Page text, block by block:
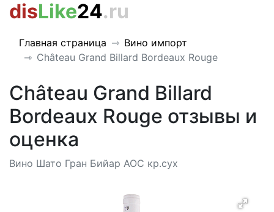
disLike24.ru
Главная страница
Вино импорт
Château Grand Billard Bordeaux Rouge
Château Grand Billard
Bordeaux Rouge отзывы и
оценка
Вино Шато Гран Бийар АОС кр.сух